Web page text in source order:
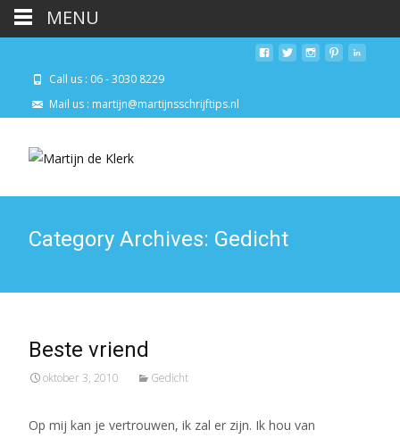
Call us : 06 - 3030 8229
Mail us : martijn@martijnsschrijftips.nl
Category Archives: Gedicht
Beste vriend
oktober 3, 2010 Gedicht
Op mij kan je vertrouwen, ik zal er zijn. Ik hou van
MENU